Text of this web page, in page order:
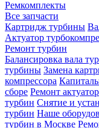
Ремкомплекты
Все запчасти
Картридж турбины
Актуатор
Ремонт турбин
Балансировка вала
турбины Замена
компрессора
сборе Ремонт
турбин Снятие и
турбин Наше
турбин в Москве